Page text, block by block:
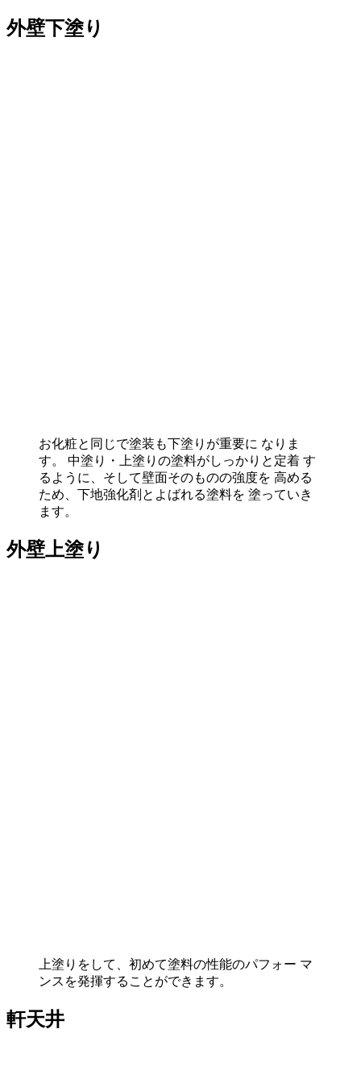
外壁下塗り
お化粧と同じで塗装も下塗りが重要に なりま
す。 中塗り・上塗りの塗料がしっかりと定着 す
るように、そして壁面そのものの強度を 高める
ため、下地強化剤とよばれる塗料を 塗っていき
ます。
外壁上塗り
上塗りをして、初めて塗料の性能のパフォー マ
ンスを発揮することができます。
軒天井